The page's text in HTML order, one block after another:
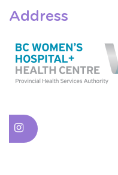
Address